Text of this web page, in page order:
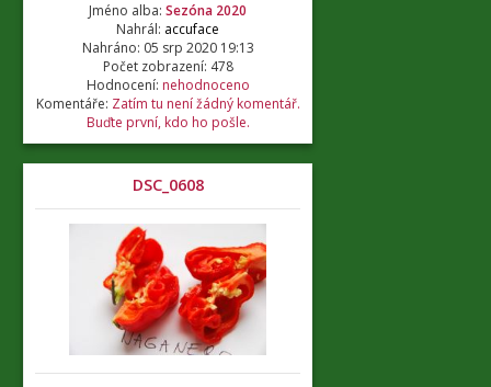
Jméno alba: Sezóna 2020
Nahrál: accuface
Nahráno: 05 srp 2020 19:13
Počet zobrazení: 478
Hodnocení: nehodnoceno
Komentáře: Zatím tu není žádný komentář.
Buďte první, kdo ho pošle.
DSC_0608